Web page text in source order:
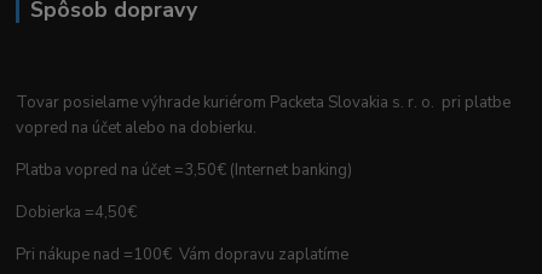
Spôsob dopravy
Tovar posielame výhrade kuriérom Packeta Slovakia s. r. o. pri platbe
vopred na účet alebo na dobierku.
Platba vopred na účet =3,50€ (Internet banking)
Dobierka =4,50€
Pri nákupe nad =100€ Vám dopravu zaplatíme